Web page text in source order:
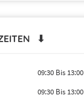
⬇
09:30 Bis 13:00
09:30 Bis 13:00